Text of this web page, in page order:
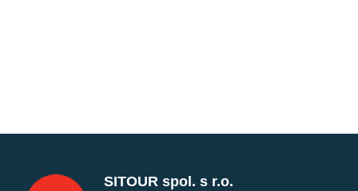
SITOUR spol. s r.o.